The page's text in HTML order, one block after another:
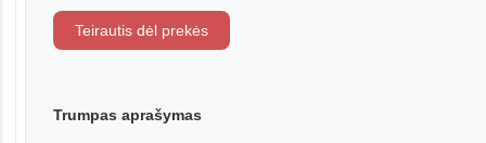
Teirautis dėl prekės
Trumpas aprašymas